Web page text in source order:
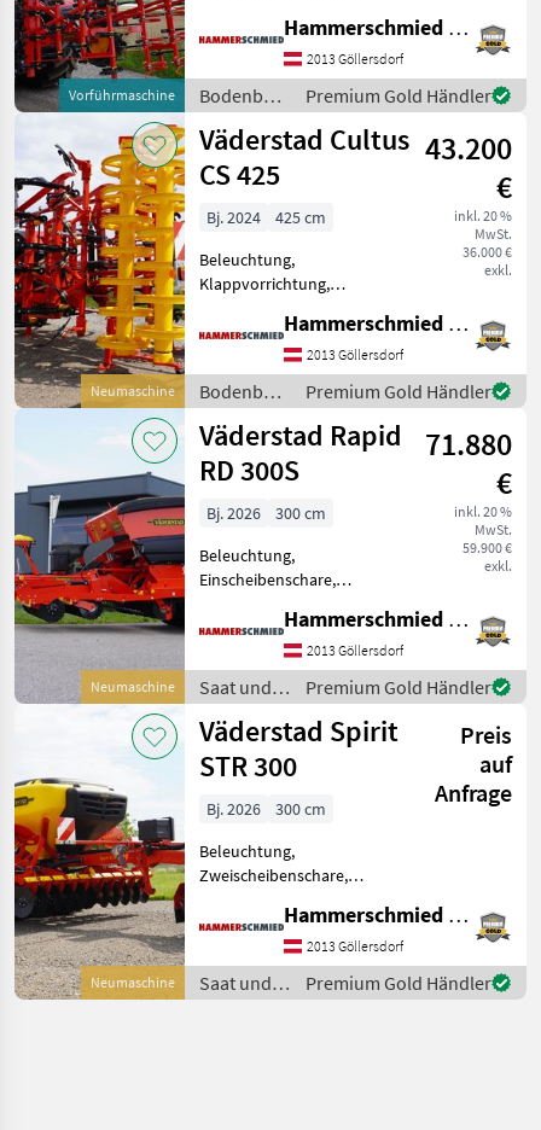
Vorführmaschine
Klappvorrichtung,
Nachlaufeinrichtung,
Scharspitzen,
Steinsicherung Väderstad
Kulturegge NZ Mounted
500, Crossbo
Hammerschmied GmbH
2013 Göllersdorf
Bodenbearbeitung
/
Väderstad
Premium Gold Händler
Neumaschine
Väderstad Cultus
CS 425
43.200
€
inkl. 20 %
MwSt.
36.000 €
exkl.
Bj. 2024
425 cm
Beleuchtung,
Klappvorrichtung,
Scharspitzen,
Steinsicherung Väderstad
Cultus CS 425 mit, mit 480
kg Auslösekraft, 26cm
Strichabstand, 50/80
Marathon
Hammerschmied GmbH
2013 Göllersdorf
Bodenbearbeitung
/
Väderstad
Premium Gold Händler
Neumaschine
Väderstad Rapid
RD 300S
71.880
€
inkl. 20 %
MwSt.
59.900 €
exkl.
Bj. 2026
300 cm
Beleuchtung,
Einscheibenschare,
Fahrgassenschaltung,
Fahrwerk, hydr.
Saatmengenverstellung,
hydr.
Schardruckverstellung,
Zwischenreifenpacker
Väderstad Rapid
Hammerschmied GmbH
2013 Göllersdorf
Saat und
Pflege /
Väderstad
Premium Gold Händler
Neumaschine
Väderstad Spirit
STR 300
Preis
auf
Anfrage
Bj. 2026
300 cm
Beleuchtung,
Zweischeibenschare,
Fahrgassenschaltung,
Fahrwerk, hydr.
Saatmengenverstellung,
hydr.
Hammerschmied GmbH
2013 Göllersdorf
Saat und
Pflege /
Premium Gold Händler